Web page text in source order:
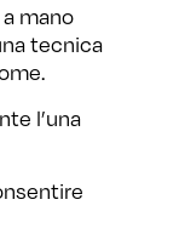
mano
tecnica
l’una